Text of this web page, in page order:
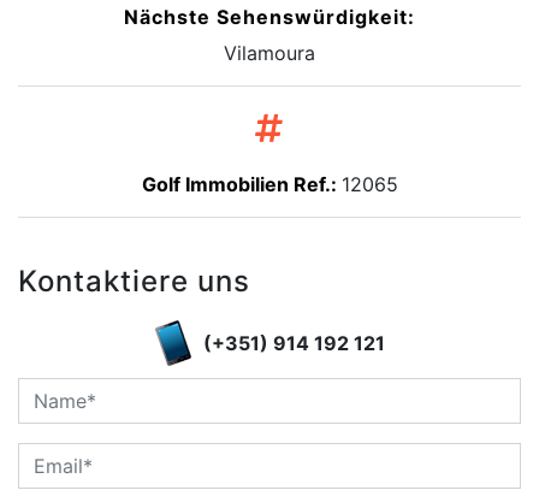
Nächste Sehenswürdigkeit:
Vilamoura
Golf Immobilien Ref.: 12065
Kontaktiere uns
(+351) 914 192 121